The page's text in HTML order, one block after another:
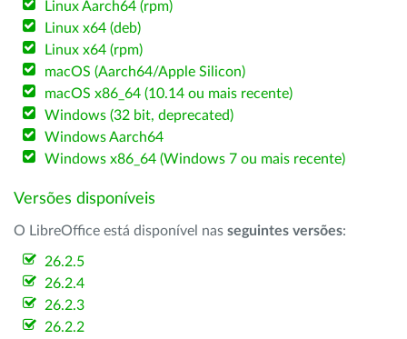
Linux Aarch64 (rpm)
Linux x64 (deb)
Linux x64 (rpm)
macOS (Aarch64/Apple Silicon)
macOS x86_64 (10.14 ou mais recente)
Windows (32 bit, deprecated)
Windows Aarch64
Windows x86_64 (Windows 7 ou mais recente)
Versões disponíveis
O LibreOffice está disponível nas seguintes versões:
26.2.5
26.2.4
26.2.3
26.2.2